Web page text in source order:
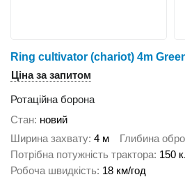
Ring cultivator (chariot) 4m
Ціна за запитом
Ротаційна борона
Стан новий
Ширина захвату 4 м Глибина
Потрібна потужність трактора 150
Робоча швидкість 18 км/год